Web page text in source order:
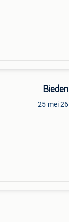
Bieden
25 mei 26